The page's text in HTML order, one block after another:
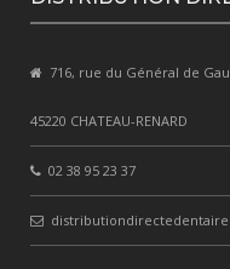
716, rue du Général de
45220 CHATEAU-RENARD
02 38 95 23 37